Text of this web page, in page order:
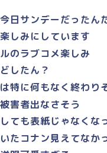
日サンデーだったん
しみにしています
のラブコメ楽しみ
したん？
特に何もなく終わり
害者出なさそう
ても表紙じゃなくな
たコナン見えてなか